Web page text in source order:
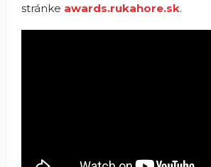
stránke awards.rukahore.sk.